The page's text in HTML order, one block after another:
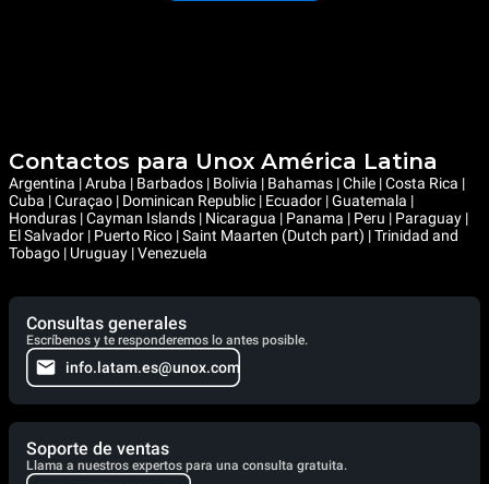
Contactos para Unox América Latina
Argentina | Aruba | Barbados | Bolivia | Bahamas | Chile | Costa Rica |
Cuba | Curaçao | Dominican Republic | Ecuador | Guatemala |
Honduras | Cayman Islands | Nicaragua | Panama | Peru | Paraguay |
El Salvador | Puerto Rico | Saint Maarten (Dutch part) | Trinidad and
Tobago | Uruguay | Venezuela
Consultas generales
Escríbenos y te responderemos lo antes posible.
info.latam.es@unox.com
Soporte de ventas
Llama a nuestros expertos para una consulta gratuita.